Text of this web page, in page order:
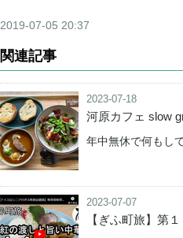
2019-07-05 20:37
関連記事
2023-07-18
河原カフェ slow
年中無休で何もし
2023-07-07
【ぎふ町旅】第